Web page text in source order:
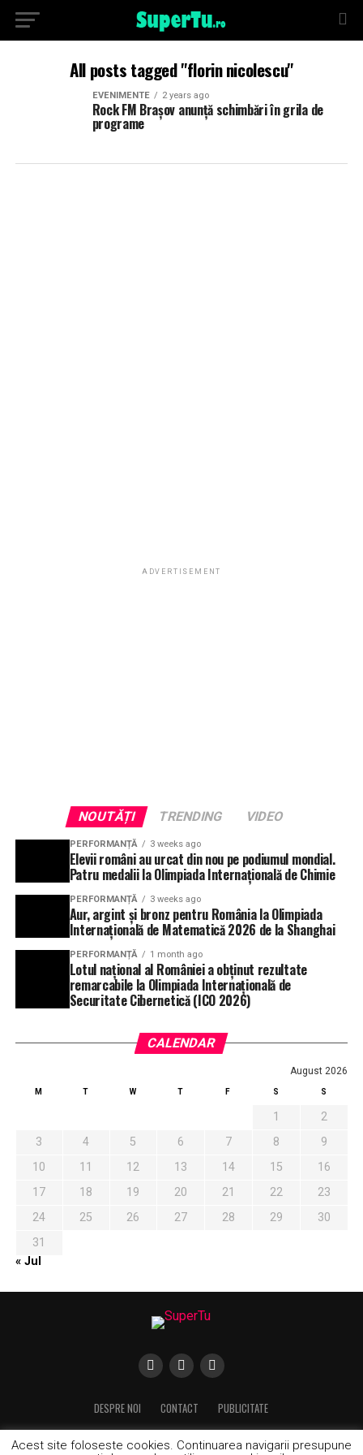
All posts tagged "florin nicolescu"
EVENIMENTE 2 years ago
Rock FM Brașov anunță schimbări în grila de
programe
ADVERTISEMENT
NOUTĂȚI TRENDING VIDEO
PERFORMANȚĂ 3 weeks ago
Elevii români au urcat din nou pe podiumul mondial.
Patru medalii la Olimpiada Internațională de Chimie
PERFORMANȚĂ 3 weeks ago
Aur, argint și bronz pentru România la Olimpiada
Internațională de Matematică 2026 de la Shanghai
PERFORMANȚĂ 1 month ago
Lotul național al României a obținut rezultate
remarcabile la Olimpiada Internațională de
Securitate Cibernetică (ICO 2026)
CALENDAR
August 2026
M T W T F S S
1
2
3
4 5 6 7 8
9
10
11 12 13 14 15
16
17
18 19 20 21 22
23
24
25 26 27 28 29
30
31
« Jul
DESPRE NOI CONTACT PUBLICITATE
Acest site foloseste cookies. Continuarea navigarii presupune